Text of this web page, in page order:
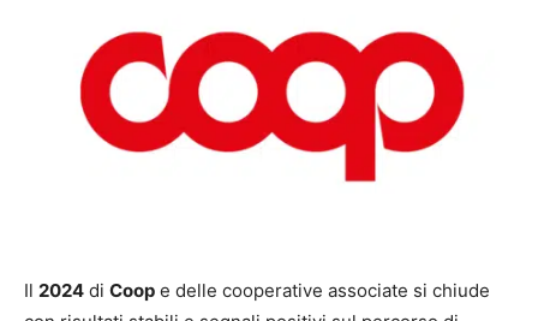
Il 2024 di Coop e delle cooperative associate si chiude